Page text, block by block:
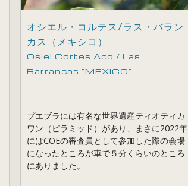
オシエル・コルテス/ラス・バラン
カス（メキシコ）
Osiel Cortes Aco / Las
Barrancas ”MEXICO”
プエブラには有名な世界遺産ティオティカ
ワン（ピラミッド）があり、まさに2022年
にはCOEの審査員として参加した際の会場
になったところが車で５分くらいのところ
にありました。